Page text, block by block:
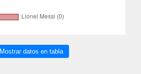
Mostrar datos en tabla